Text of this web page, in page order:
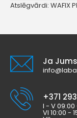
Atslēgvārdi: WAFIX
Ja
+371
I - V 09:00
VI 10:00 -